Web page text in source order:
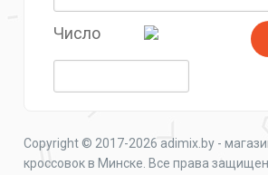
Число
Copyright © 2017-2026 adimix.by -
кроссовок в Минске. Все права